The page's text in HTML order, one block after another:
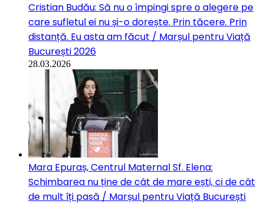
Cristian Budău: Să nu o împingi spre o alegere pe
care sufletul ei nu și-o dorește. Prin tăcere. Prin
distanță. Eu asta am făcut / Marșul pentru Viață
București 2026
28.03.2026
Mara Epuraș, Centrul Maternal Sf. Elena:
Schimbarea nu ține de cât de mare ești, ci de cât
de mult îți pasă / Marșul pentru Viață București